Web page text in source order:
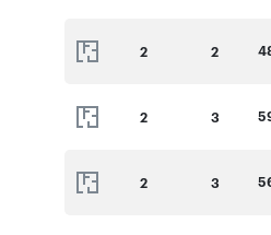
zewnętrzne
elektrycznie.
Informacje dodatkowe (
Miejsce postojowe w hali
2 2
2 3
2 3